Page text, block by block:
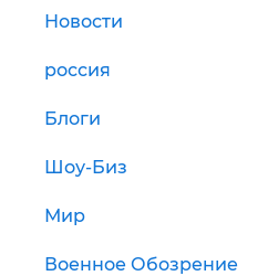
Новости
россия
Блоги
Шоу-Биз
Мир
Военное Обозрение